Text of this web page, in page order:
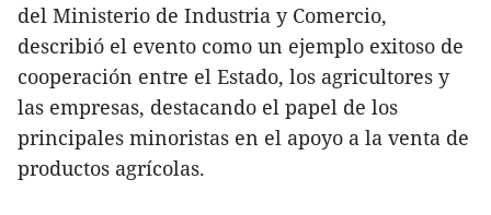
del Ministerio de Industria y Comercio,
describió el evento como un ejemplo exitoso de
cooperación entre el Estado, los agricultores y
las empresas, destacando el papel de los
principales minoristas en el apoyo a la venta de
productos agrícolas.